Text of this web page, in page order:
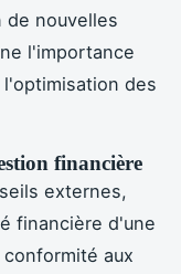
de nouvelles
l'importance
des
financière
externes,
financière d'une
aux